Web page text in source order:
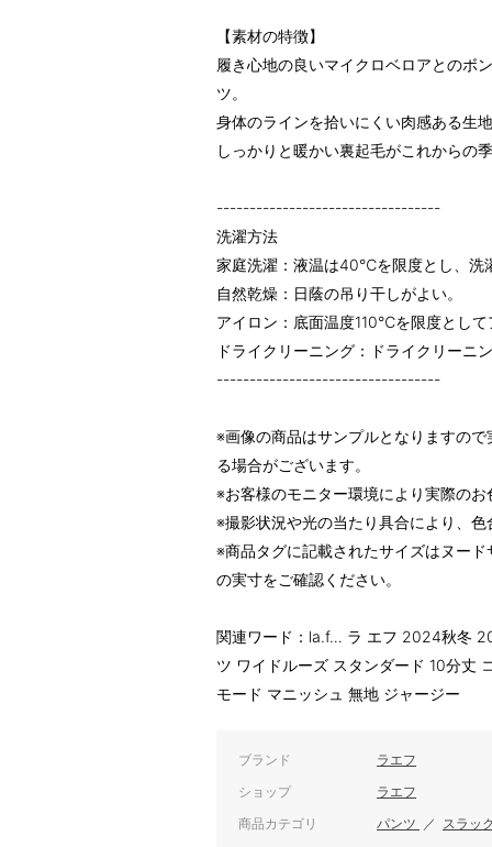
【素材の特徴】
履き心地の良いマイクロベロアとのボ
ツ。
身体のラインを拾いにくい肉感ある生
しっかりと暖かい裏起毛がこれからの
----------------------------------
洗濯方法
家庭洗濯：液温は40℃を限度とし、洗
自然乾燥：日蔭の吊り干しがよい。
アイロン：底面温度110℃を限度とし
ドライクリーニング：ドライクリーニ
----------------------------------
※画像の商品はサンプルとなりますの
る場合がございます。
※お客様のモニター環境により実際の
※撮影状況や光の当たり具合により、
※商品タグに記載されたサイズはヌー
の実寸をご確認ください。
関連ワード：la.f… ラ エフ 2024秋冬
ツ ワイドルーズ スタンダード 10分丈
モード マニッシュ 無地 ジャージー
ブランド ラエフ
ショップ ラエフ
商品カテゴリ パンツ ／ スラッ